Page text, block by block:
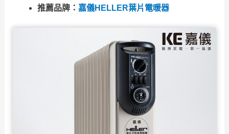
推薦品牌： 嘉儀HELLER葉片電暖器